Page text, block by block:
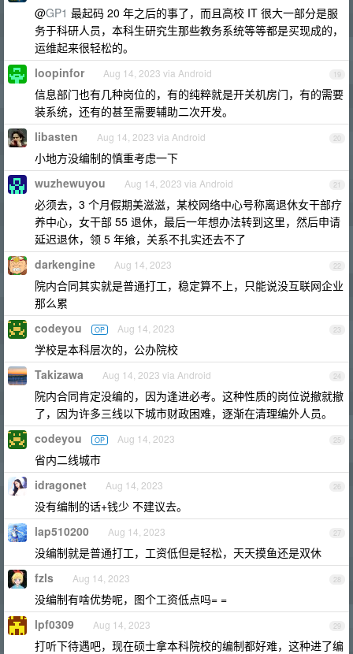
@GP1 最起码 20 年之后的事了，而且高校 IT 很大一部分是服
务于科研人员，本科生研究生那些教务系统等等都是买现成的，
运维起来很轻松的。
19
loopinfor Aug 14, 2023 via Android
信息部门也有几种岗位的，有的纯粹就是开关机房门，有的需要
装系统，还有的甚至需要辅助二次开发。
20
libasten Aug 14, 2023 via Android
小地方没编制的慎重考虑一下
21
wuzhewuyou Aug 14, 2023 via Android
必须去，3 个月假期美滋滋，某校网络中心号称离退休女干部疗
养中心，女干部 55 退休，最后一年想办法转到这里，然后申请
延迟退休，领 5 年飨，关系不扎实还去不了
22
darkengine Aug 14, 2023
院内合同其实就是普通打工，稳定算不上，只能说没互联网企业
那么累
23
codeyou OP Aug 14, 2023
学校是本科层次的，公办院校
24
Takizawa Aug 14, 2023 via Android
院内合同肯定没编的，因为逢进必考。这种性质的岗位说撤就撤
了，因为许多三线以下城市财政困难，逐渐在清理编外人员。
25
codeyou OP Aug 14, 2023
省内二线城市
26
idragonet Aug 14, 2023
没有编制的话+钱少 不建议去。
27
lap510200 Aug 14, 2023
没编制就是普通打工，工资低但是轻松，天天摸鱼还是双休
28
fzls Aug 14, 2023
没编制有啥优势呢，图个工资低点吗= =
29
lpf0309 Aug 14, 2023
打听下待遇吧，现在硕士拿本科院校的编制都好难，这种进了编